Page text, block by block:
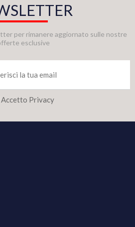
per rimanere aggiornato sulle nostre
esclusive
Accetto Privacy